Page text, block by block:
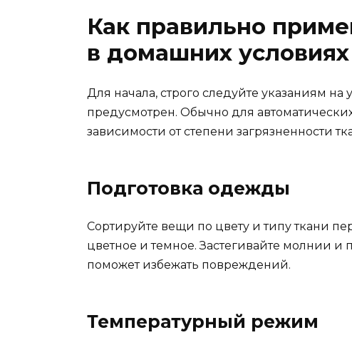
Как правильно
в домашних условиях
Для начала, строго следуйте указаниям на
предусмотрен. Обычно для
зависимости от степени загрязненности
Подготовка одежды
Сортируйте вещи по цвету и типу ткани
цветное и темное. Застегивайте молнии и
поможет избежать повреждений.
Температурный режим